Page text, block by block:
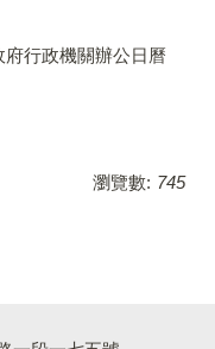
府行政機關辦公日曆
瀏覽數: 745